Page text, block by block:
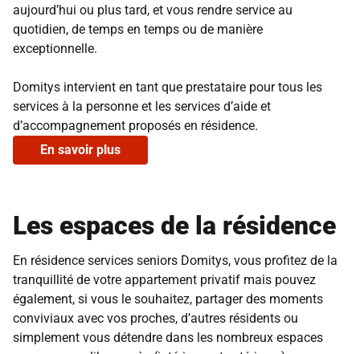
aujourd’hui ou plus tard, et vous rendre service au
quotidien, de temps en temps ou de manière
exceptionnelle.
Domitys intervient en tant que prestataire pour tous les
services à la personne et les services d’aide et
d’accompagnement proposés en résidence.
En savoir plus
Les espaces de la résidence
En résidence services seniors Domitys, vous profitez de la
tranquillité de votre appartement privatif mais pouvez
également, si vous le souhaitez, partager des moments
conviviaux avec vos proches, d’autres résidents ou
simplement vous détendre dans les nombreux espaces